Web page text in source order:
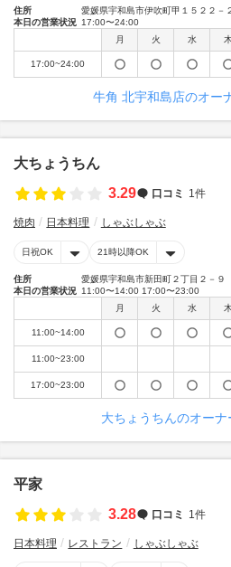
住所
愛媛県宇和島市伊吹町甲１５２２－
本日の営業状況 17:00〜24:00
月
火 水
17:00~24:00
牛角 北宇和島店のオー
大ちょうちん
3.29
口コミ 1件
焼肉 日本料理 しゃぶしゃぶ
日祝OK 21時以降OK
住所
愛媛県宇和島市新田町２丁目２－９
本日の営業状況 11:00〜14:00 17:00〜23:00
月
火 水
11:00~14:00
11:00~23:00
17:00~23:00
大ちょうちんのオーナ
平家
3.28
口コミ 1件
日本料理 レストラン しゃぶしゃぶ